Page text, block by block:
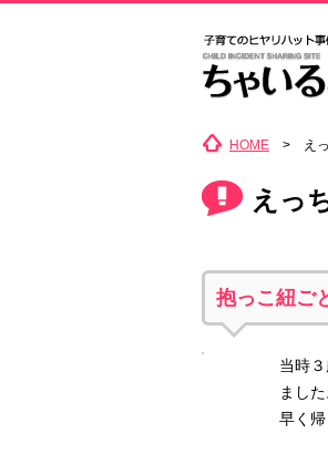
HOME > えっ
えっ
抱っこ紐ご
当時
まし
早く